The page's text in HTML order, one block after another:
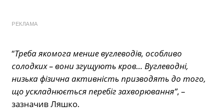
РЕКЛАМА
“Треба якомога менше вуглеводів, особливо
солодких – вони згущують кров… Вуглеводні,
низька фізична активність призводять до того,
що ускладнюється перебіг захворювання”, –
зазначив Ляшко.